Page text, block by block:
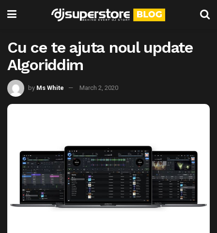
Cu ce te ajuta noul update
Algoriddim
by Ms White March 2, 2020